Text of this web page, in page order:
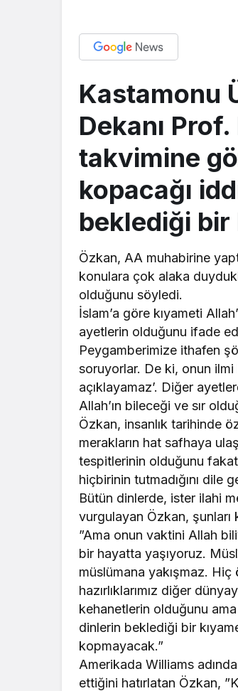
Kastamonu
Dekanı
takvimine
kopacağı
beklediği bir
Özkan, AA muhabirine
konulara çok alaka
olduğunu söyledi.
İslam’a göre kıyameti
ayetlerin olduğunu ifade
Peygamberimize ithafen
soruyorlar. De ki, onun ilmi
açıklayamaz’. Diğer
Allah’ın bileceği ve sır
Özkan, insanlık tarihinde
merakların hat safhaya
tespitlerinin olduğunu
hiçbirinin tutmadığını dile
Bütün dinlerde, ister ilahi
vurgulayan Özkan, şunları
”Ama onun vaktini Allah
bir hayatta yaşıyoruz.
müslümana yakışmaz.
hazırlıklarımız diğer
kehanetlerin olduğunu
dinlerin beklediği bir
kopmayacak.”
Amerikada Williams
ettiğini hatırlatan Özkan,